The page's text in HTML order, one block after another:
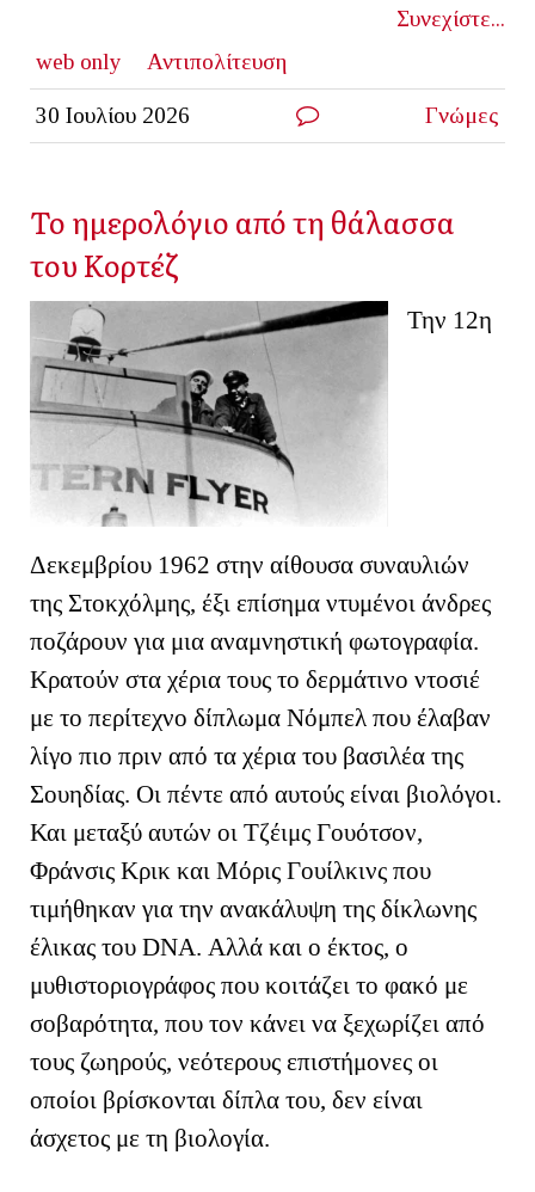
Συνεχίστε...
web only
Αντιπολίτευση
30 Ιουλίου 2026 Γνώμες
Το ημερολόγιο από τη θάλασσα
του Κορτέζ
Την 12η
Δεκεμβρίου 1962 στην αίθουσα συναυλιών
της Στοκχόλμης, έξι επίσημα ντυμένοι άνδρες
ποζάρουν για μια αναμνηστική φωτογραφία.
Κρατούν στα χέρια τους το δερμάτινο ντοσιέ
με το περίτεχνο δίπλωμα Νόμπελ που έλαβαν
λίγο πιο πριν από τα χέρια του βασιλέα της
Σουηδίας. Οι πέντε από αυτούς είναι βιολόγοι.
Και μεταξύ αυτών οι Τζέιμς Γουότσον,
Φράνσις Κρικ και Μόρις Γουίλκινς που
τιμήθηκαν για την ανακάλυψη της δίκλωνης
έλικας του DNA. Αλλά και ο έκτος, ο
μυθιστοριογράφος που κοιτάζει το φακό με
σοβαρότητα, που τον κάνει να ξεχωρίζει από
τους ζωηρούς, νεότερους επιστήμονες οι
οποίοι βρίσκονται δίπλα του, δεν είναι
άσχετος με τη βιολογία.